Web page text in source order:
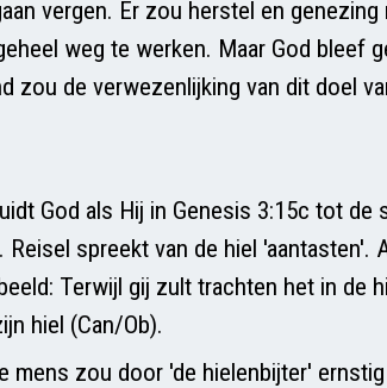
vergen. Er zou herstel en
weg te werken. Maar God bleef
zou de verwezenlijking van dit doel
God als Hij in Genesis 3:15c tot de
Reisel spreekt van de hiel 'aantasten'.
Terwijl gij zult trachten het in de
hiel (Can/Ob).
mens zou door 'de hielenbijter'